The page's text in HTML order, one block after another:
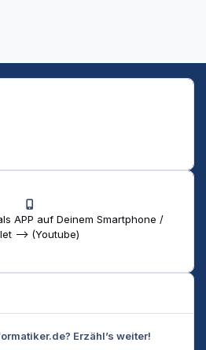
APP auf Deinem Smartphone /
--> (Youtube)
Erzähl’s weiter!